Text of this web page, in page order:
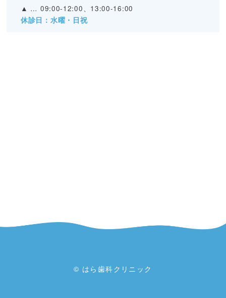
▲ … 09:00-12:00、13:00-16:00
休診日：水曜・日祝
© はら歯科クリニック